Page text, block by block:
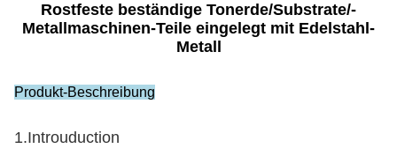
Rostfeste beständige Tonerde/Substrate/-
Metallmaschinen-Teile eingelegt mit Edelstahl-
Metall
Produkt-Beschreibung
1.Introuduction